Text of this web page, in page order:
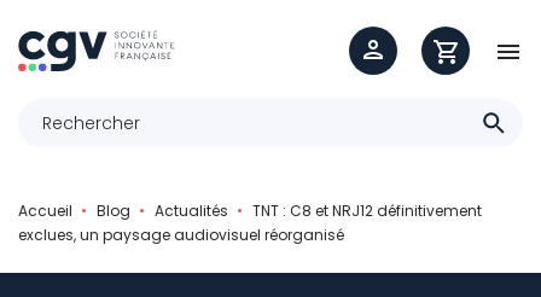

Accueil Blog Actualités
TNT : C8 et NRJ12 définitivement
exclues, un paysage audiovisuel réorganisé